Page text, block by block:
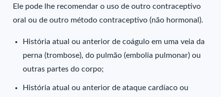
Ele pode lhe recomendar o uso de outro contraceptivo
oral ou de outro método contraceptivo (não hormonal).
História atual ou anterior de coágulo em uma veia da
perna (trombose), do pulmão (embolia pulmonar) ou
outras partes do corpo;
História atual ou anterior de ataque cardíaco ou